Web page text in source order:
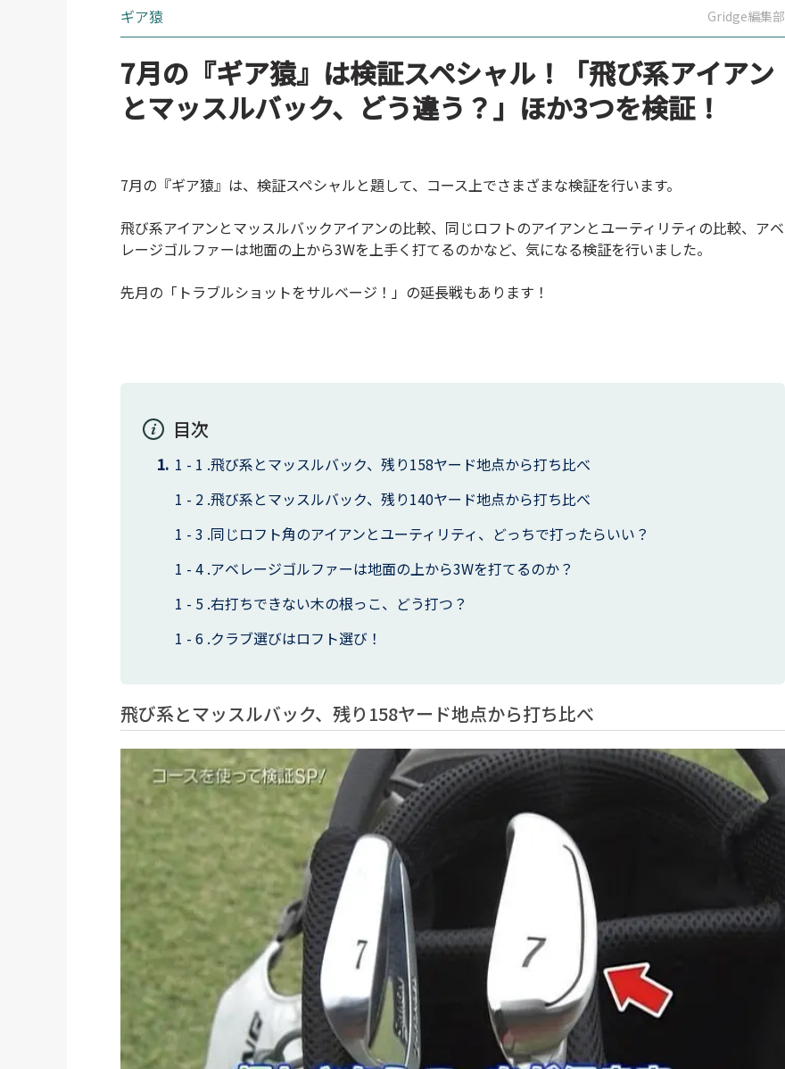
ギア猿 Gridge編集部
7月の『ギア猿』は検証スペシャル！「飛び系アイアン
とマッスルバック、どう違う？」ほか3つを検証！
7月の『ギア猿』は、検証スペシャルと題して、コース上でさまざまな検証を行います。
飛び系アイアンとマッスルバックアイアンの比較、同じロフトのアイアンとユーティリティの比較、アベ
レージゴルファーは地面の上から3Wを上手く打てるのかなど、気になる検証を行いました。
先月の「トラブルショットをサルベージ！」の延長戦もあります！
目次
飛び系とマッスルバック、残り158ヤード地点から打ち比べ
飛び系とマッスルバック、残り140ヤード地点から打ち比べ
同じロフト角のアイアンとユーティリティ、どっちで打ったらいい？
アベレージゴルファーは地面の上から3Wを打てるのか？
右打ちできない木の根っこ、どう打つ？
クラブ選びはロフト選び！
飛び系とマッスルバック、残り158ヤード地点から打ち比べ